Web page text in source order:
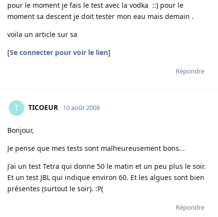
pour le moment je fais le test avec la vodka ::) pour le
moment sa descent je doit tester mon eau mais demain .
voila un article sur sa
[Se connecter pour voir le lien]
Répondre
T TICOEUR 10 août 2008
Bonjour,
Je pense que mes tests sont malheureusement bons...
J'ai un test Tetra qui donne 50 le matin et un peu plus le soir.
Et un test JBL qui indique environ 60. Et les algues sont bien
présentes (surtout le soir). :P(
Répondre